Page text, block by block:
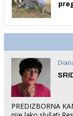
PREDIZBORNA